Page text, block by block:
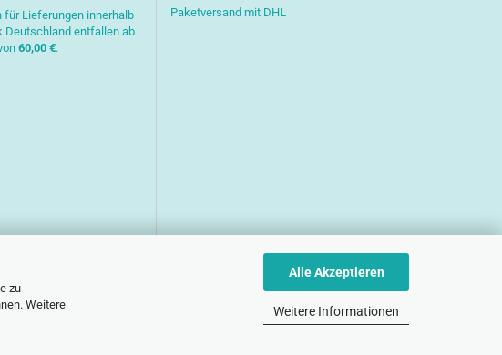
zu
Weitere
Alle Akzeptieren
Weitere Informationen
für Lieferungen innerhalb
Deutschland entfallen ab
60,00 €.
Paketversand mit DHL